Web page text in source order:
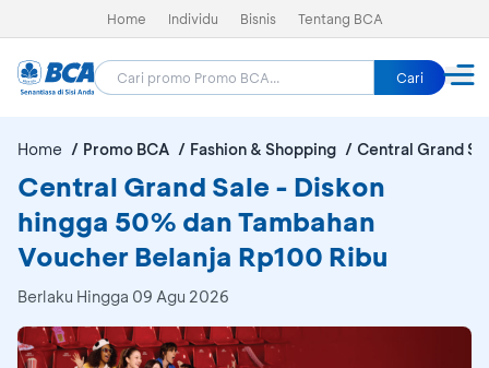
Home Individu Bisnis Tentang BCA
Cari
Home Promo BCA Fashion & Shopping Central Grand
Central Grand Sale - Diskon
hingga 50% dan Tambahan
Voucher Belanja Rp100 Ribu
Berlaku Hingga 09 Agu 2026